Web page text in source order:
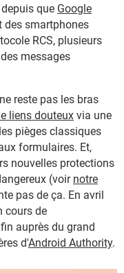
que Google
des smartphones
RCS, plusieurs
messages
reste pas les bras
liens douteux via une
pièges classiques
formulaires. Et,
nouvelles protections
(voir notre
pas de ça. En avril
cours de
auprès du grand
d'Android Authority.